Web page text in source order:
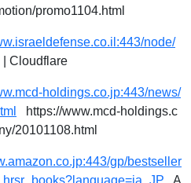
promo1104.html
node/
Cloudflare
holdings.co.jp:443/news/
https://www.mcd-holdings.c
20101108.html
gp/bestseller